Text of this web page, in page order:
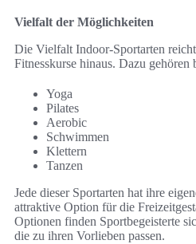
Vielfalt der Möglichkeiten
Die Vielfalt Indoor-Sportarten
Fitnesskurse hinaus. Dazu gehören
Yoga
Pilates
Aerobic
Schwimmen
Klettern
Tanzen
Jede dieser Sportarten hat ihre
attraktive Option für die
Optionen finden Sportbegeisterte
die zu ihren Vorlieben passen.